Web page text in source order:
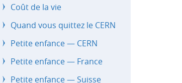
Coût de la vie
Quand vous quittez le CERN
Petite enfance — CERN
Petite enfance — France
Petite enfance — Suisse